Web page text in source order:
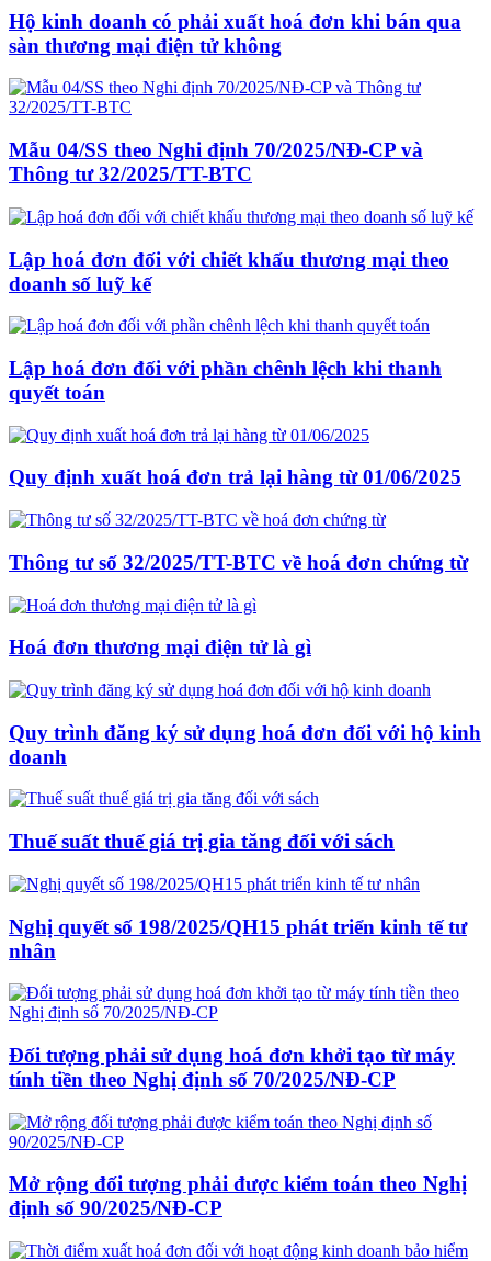
Hộ kinh doanh có phải xuất hoá đơn khi bán qua
sàn thương mại điện tử không
Mẫu 04/SS theo Nghi định 70/2025/NĐ-CP và
Thông tư 32/2025/TT-BTC
Lập hoá đơn đối với chiết khấu thương mại theo
doanh số luỹ kế
Lập hoá đơn đối với phần chênh lệch khi thanh
quyết toán
Quy định xuất hoá đơn trả lại hàng từ 01/06/2025
Thông tư số 32/2025/TT-BTC về hoá đơn chứng từ
Hoá đơn thương mại điện tử là gì
Quy trình đăng ký sử dụng hoá đơn đối với hộ kinh
doanh
Thuế suất thuế giá trị gia tăng đối với sách
Nghị quyết số 198/2025/QH15 phát triển kinh tế tư
nhân
Đối tượng phải sử dụng hoá đơn khởi tạo từ máy
tính tiền theo Nghị định số 70/2025/NĐ-CP
Mở rộng đối tượng phải được kiểm toán theo Nghị
định số 90/2025/NĐ-CP